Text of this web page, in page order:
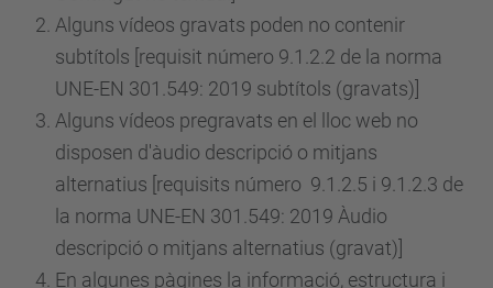
Alguns vídeos gravats poden no contenir
subtítols [requisit número 9.1.2.2 de la norma
UNE-EN 301.549: 2019 subtítols (gravats)]
Alguns vídeos pregravats en el lloc web no
disposen d'àudio descripció o mitjans
alternatius [requisits número 9.1.2.5 i 9.1.2.3 de
la norma UNE-EN 301.549: 2019 Àudio
descripció o mitjans alternatius (gravat)]
En algunes pàgines la informació, estructura i